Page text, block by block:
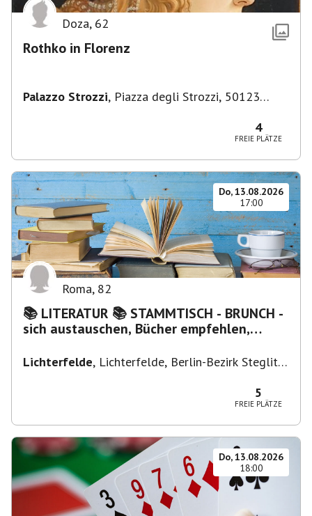
Doza, 62
Rothko in Florenz
Palazzo Strozzi, Piazza degli Strozzi, 50123
4
FREIE PLÄTZE
Do, 13.08.2026
17:00
Roma, 82
📚 LITERATUR 📚 STAMMTISCH - BRUNCH -
sich austauschen, Bücher empfehlen,
Lichterfelde, Lichterfelde, Berlin-Bezirk Steglitz-
5
FREIE PLÄTZE
Do, 13.08.2026
18:00